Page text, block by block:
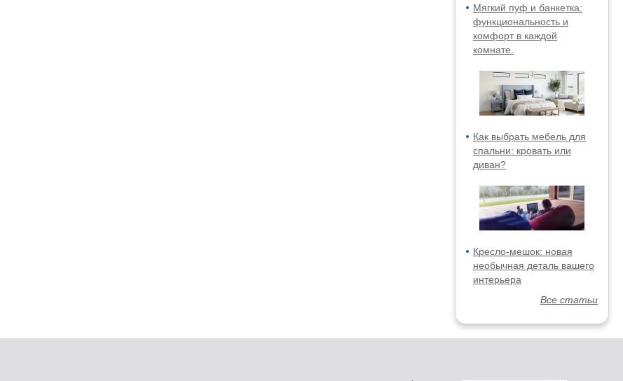
Мягкий пуф и банкетка:
функциональность и
комфорт в каждой
комнате.
Как выбрать мебель для
спальни: кровать или
диван?
Кресло-мешок: новая
необычная деталь вашего
интерьера
Все статьи